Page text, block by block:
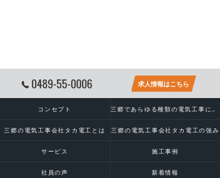
0489-55-0006 求人情報はこちら
コンセプト
三郷の電気工事会社タカ電工とは 三郷の電気工事会社タカ電工の強み
サービス 施工事例
社員の声 新着情報